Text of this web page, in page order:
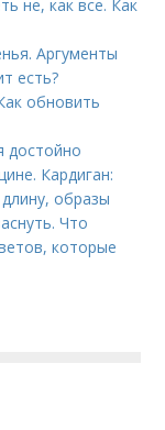
не, как все. Как
Аргументы
есть?
обновить
достойно
Кардиган:
образы
Что
которые